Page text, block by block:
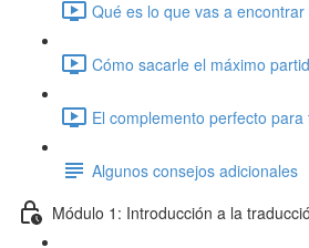
Qué es lo que vas a encontrar
Cómo sacarle el máximo
El complemento perfecto
Algunos consejos adicionales
Módulo 1: Introducción a la